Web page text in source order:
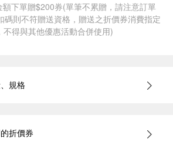
下單贈$200券(單筆不累贈，請注意訂單
碼則不符贈送資格，贈送之折價券消費指定
得與其他優惠活動合併使用)
規格
折價券